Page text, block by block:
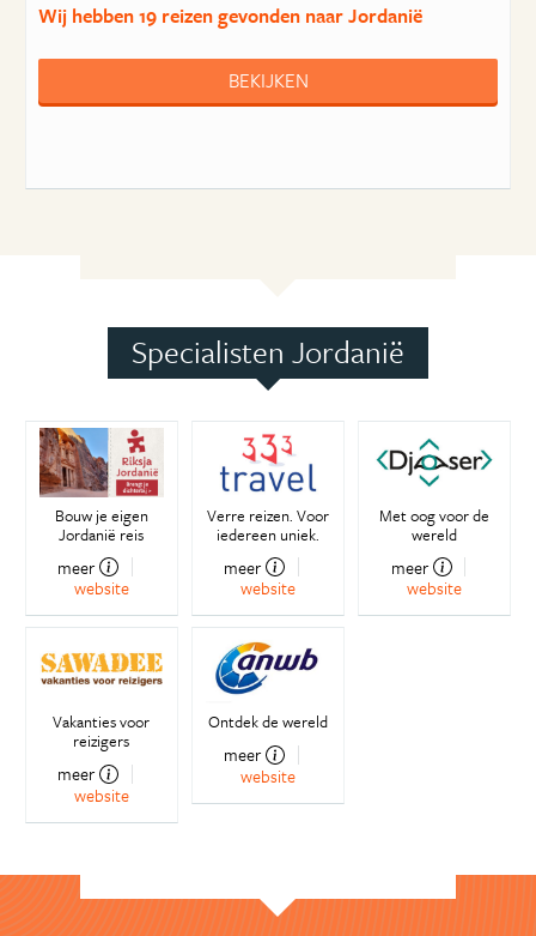
Wij hebben19 reizengevonden naar Jordanië
BEKIJKEN
Specialisten Jordanië
Bouw je eigen
Jordanië reis
meer
website
Verre reizen. Voor
iedereen uniek.
meer
website
Met oog voor de
wereld
meer
website
Vakanties voor
reizigers
meer
website
Ontdek de wereld
meer
website